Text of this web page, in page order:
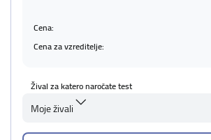
Cena:
Cena za vzreditelje:
Žival za katero naročate test
Moje živali